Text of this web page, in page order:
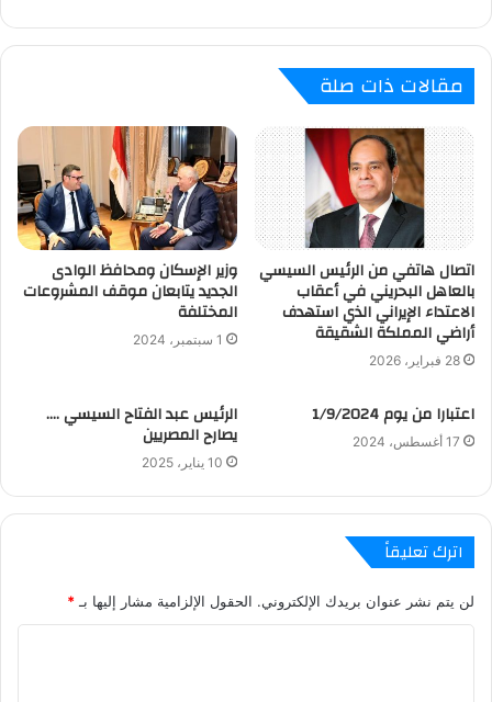
مقالات ذات صلة
اتصال هاتفي من الرئيس السيسي
بالعاهل البحريني في أعقاب
الاعتداء الإيراني الذي استهدف
أراضي المملكة الشقيقة
28 فبراير، 2026
وزير الإسكان ومحافظ الوادى
الجديد يتابعان موقف المشروعات
المختلفة
1 سبتمبر، 2024
اعتبارا من يوم 1/9/2024
17 أغسطس، 2024
الرئيس عبد الفتاح السيسي ….
يصارح المصريين
10 يناير، 2025
اترك تعليقاً
لن يتم نشر عنوان بريدك الإلكتروني. الحقول الإلزامية مشار إليها بـ *